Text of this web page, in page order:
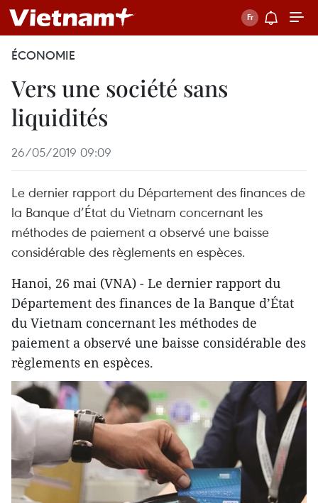
ÉCONOMIE
Vers une société sans
liquidités
26/05/2019 09:09
Le dernier rapport du Département des finances de
la Banque d’État du Vietnam concernant les
méthodes de paiement a observé une baisse
considérable des règlements en espèces.
Hanoi, 26 mai (VNA) - Le dernier rapport du
Département des finances de la Banque d’État
du Vietnam concernant les méthodes de
paiement a observé une baisse considérable des
règlements en espèces.